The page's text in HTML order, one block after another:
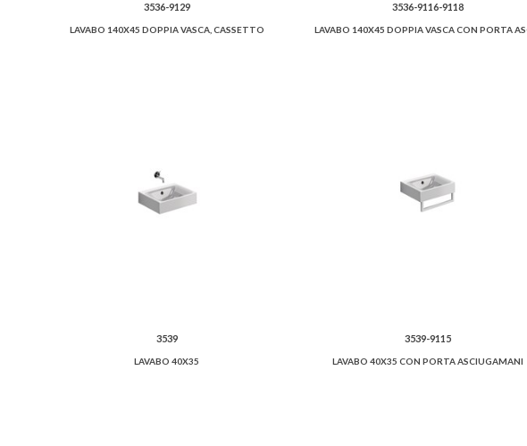
3536-9129
LAVABO 140X45 DOPPIA VASCA, CASSETTO
3536-9116-9118
3539
LAVABO 40X35
3539-9115
LAVABO 40X35 CON PORTA ASCIUGAMANI